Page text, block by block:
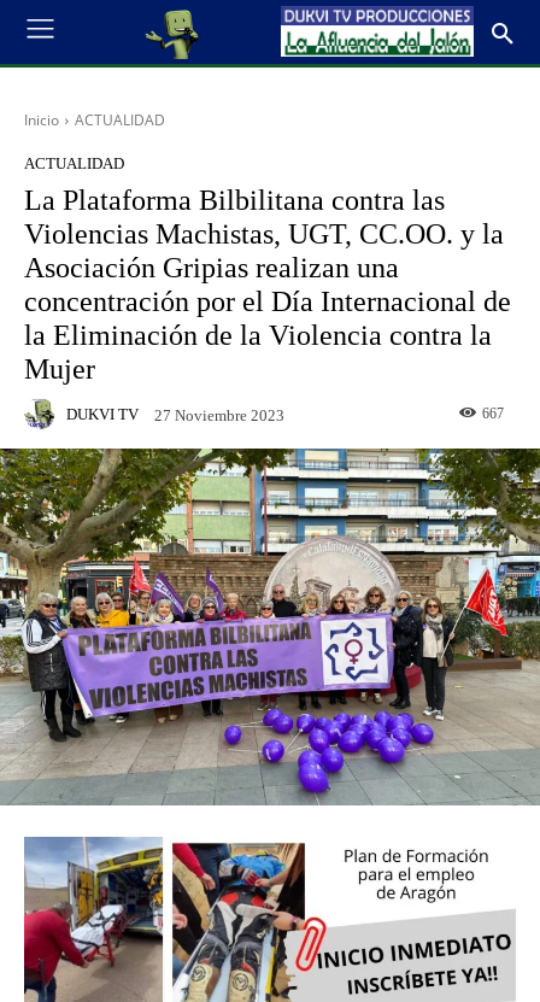
Inicio ACTUALIDAD
ACTUALIDAD
La Plataforma Bilbilitana contra las
Violencias Machistas, UGT, CC.OO. y la
Asociación Gripias realizan una
concentración por el Día Internacional de
la Eliminación de la Violencia contra la
Mujer
DUKVI TV 27 Noviembre 2023 667